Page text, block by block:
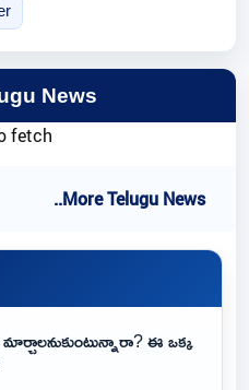
News
fetch
..More Telugu News
ఈ ఒక్క